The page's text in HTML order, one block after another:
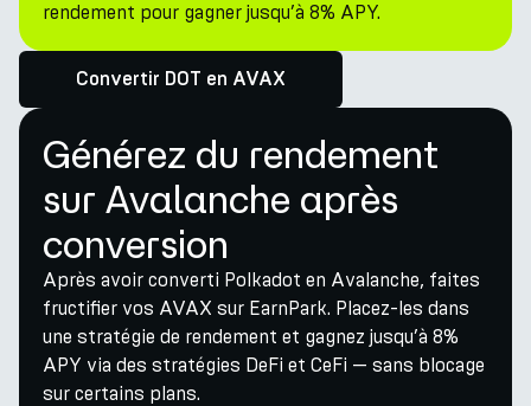
rendement pour gagner jusqu’à 8% APY.
Convertir DOT en AVAX
Générez du rendement
sur Avalanche après
conversion
Après avoir converti Polkadot en Avalanche, faites
fructifier vos AVAX sur EarnPark. Placez-les dans
une stratégie de rendement et gagnez jusqu’à 8%
APY via des stratégies DeFi et CeFi — sans blocage
sur certains plans.